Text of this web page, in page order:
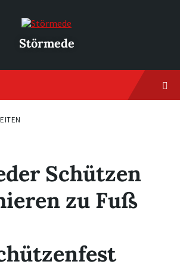
Störmede
Schützen
zu Fuß